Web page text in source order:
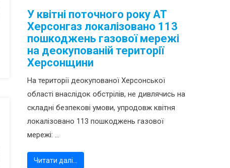
У квітні поточного року АТ
Херсонгаз локалізовано 113
пошкоджень газової мережі
на деокупованій території
Херсонщини
На території деокупованої Херсонської
області внаслідок обстрілів, не дивлячись на
складні безпекові умови, упродовж квітня
локалізовано 113 пошкоджень газової
мережі: ...
Читати далі…